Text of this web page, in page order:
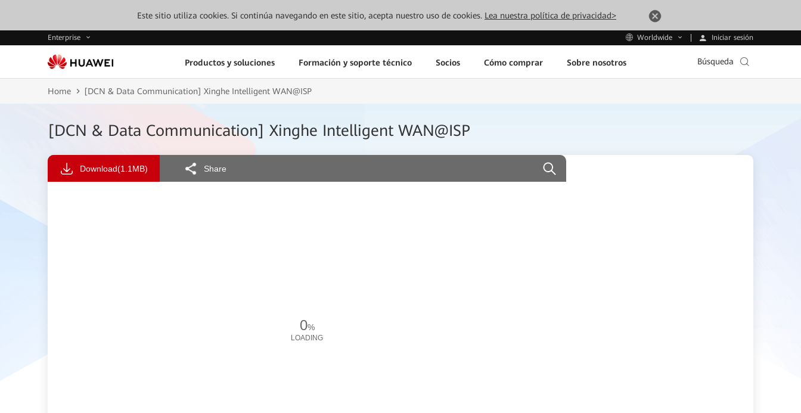
Este sitio utiliza cookies. Si continúa navegando en este sitio, acepta nuestro uso de cookies. Lea nuestra política de privacidad>
Enterprise Worldwide Iniciar sesión
Productos y soluciones Formación y soporte técnico Socios Cómo comprar Sobre nosotros Búsqueda
Home [DCN & Data Communication] Xinghe Intelligent WAN@ISP
[DCN & Data Communication] Xinghe Intelligent WAN@ISP
Download(1.1MB) Share
0%
LOADING